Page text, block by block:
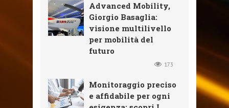
Advanced Mobility,
Giorgio Basaglia:
visione multilivello
per mobilità del
futuro
173
Monitoraggio preciso
e affidabile per ogni